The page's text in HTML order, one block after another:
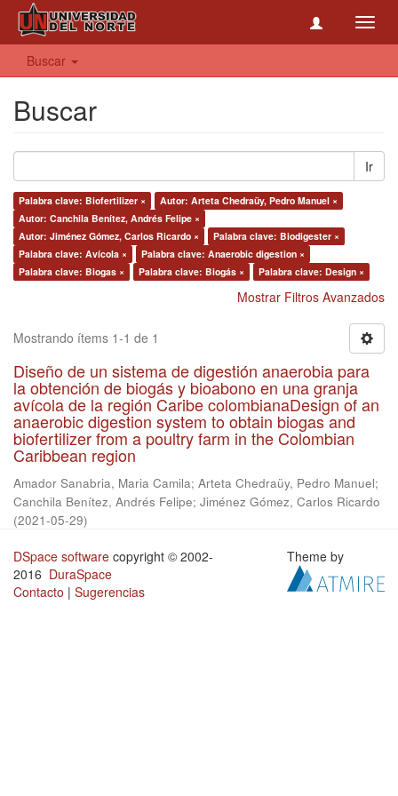
Buscar
Buscar
Ir
Palabra clave: Biofertilizer ×
Autor: Arteta Chedraüy, Pedro Manuel ×
Autor: Canchila Benítez, Andrés Felipe ×
Autor: Jiménez Gómez, Carlos Ricardo ×
Palabra clave: Biodigester ×
Palabra clave: Avícola ×
Palabra clave: Anaerobic digestion ×
Palabra clave: Biogas ×
Palabra clave: Biogás × Palabra clave: Design ×
Mostrar Filtros Avanzados
Mostrando ítems 1-1 de 1
Diseño de un sistema de digestión anaerobia para
la obtención de biogás y bioabono en una granja
avícola de la región Caribe colombianaDesign of an
anaerobic digestion system to obtain biogas and
biofertilizer from a poultry farm in the Colombian
Caribbean region
Amador Sanabria, Maria Camila; Arteta Chedraüy, Pedro Manuel;
Canchila Benítez, Andrés Felipe; Jiménez Gómez, Carlos Ricardo
(2021-05-29)
DSpace software copyright © 2002-
2016 DuraSpace
Contacto | Sugerencias
Theme by